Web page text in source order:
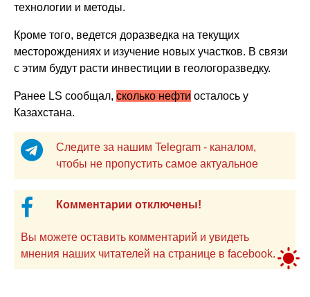
технологии и методы.
Кроме того, ведется доразведка на текущих
месторождениях и изучение новых участков. В связи
с этим будут расти инвестиции в геологоразведку.
Ранее LS сообщал,сколько нефти осталось у
Казахстана.
Следите за нашим Telegram - каналом,
чтобы не пропустить самое актуальное
Комментарии отключены!
Вы можете оставить комментарий и увидеть
мнения наших читателей на странице в facebook.